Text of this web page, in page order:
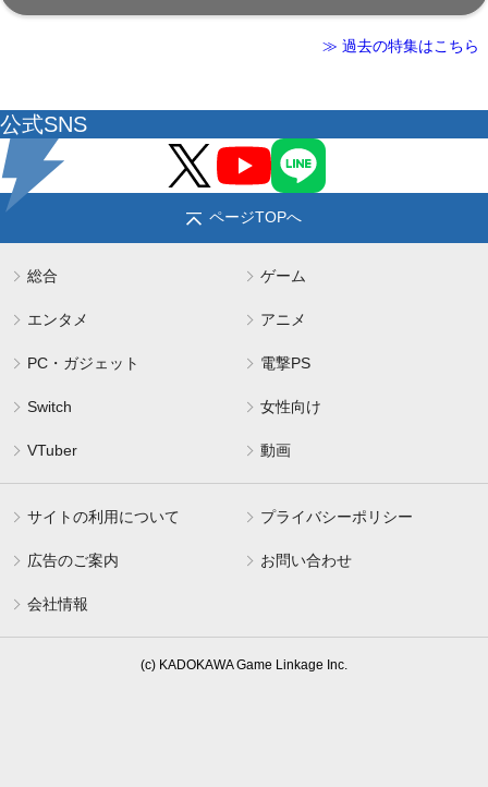
≫ 過去の特集はこちら
公式SNS
ページTOPへ
総合 ゲーム
エンタメ アニメ
PC・ガジェット 電撃PS
Switch 女性向け
VTuber 動画
サイトの利用について プライバシーポリシー
広告のご案内 お問い合わせ
会社情報
(c) KADOKAWA Game Linkage Inc.